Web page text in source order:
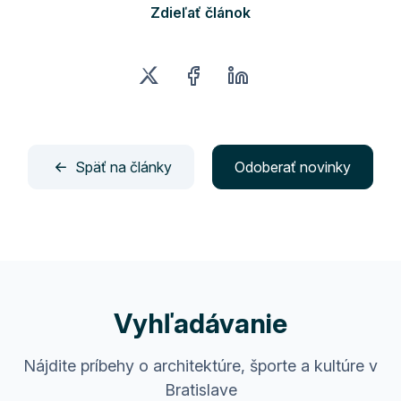
Zdieľať článok
Späť na články Odoberať novinky
Vyhľadávanie
Nájdite príbehy o architektúre, športe a kultúre v
Bratislave